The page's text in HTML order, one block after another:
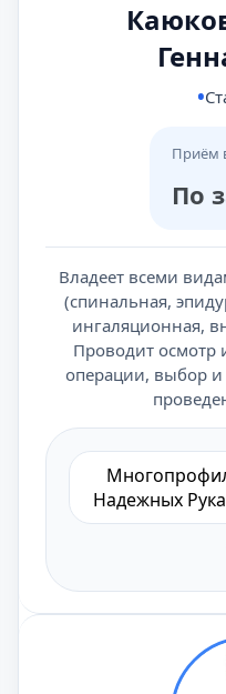
Приём
По
Владеет всеми
(спинальная,
ингаляционная,
Проводит осмотр
операции, выбор и
Надежных